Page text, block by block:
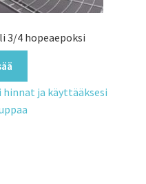
3/4 hopeaepoksi
hinnat ja käyttääksesi